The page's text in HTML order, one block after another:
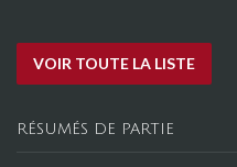
VOIR TOUTE LA LISTE
RÉSUMÉS DE PARTIE